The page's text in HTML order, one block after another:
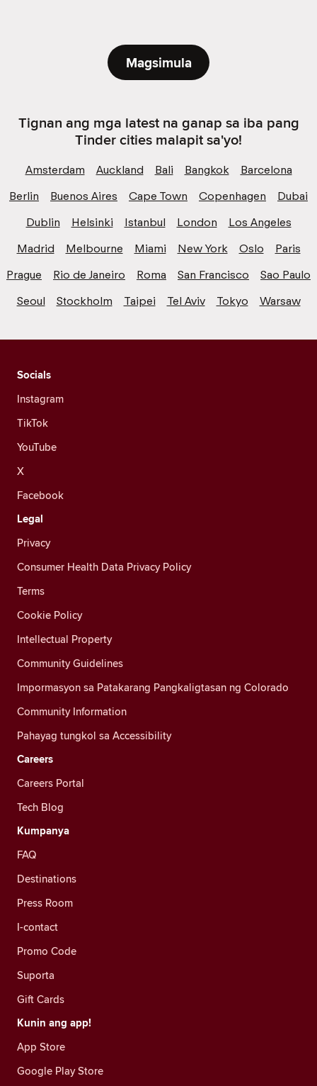
Magsimula
Tignan ang mga latest na ganap sa iba pang
Tinder cities malapit sa'yo!
Amsterdam Auckland Bali Bangkok
Barcelona
Berlin
Buenos Aires Cape Town Copenhagen
Dubai
Dublin
Helsinki Istanbul London
Los Angeles
Madrid
Melbourne Miami New York Oslo
Paris
Prague
Rio de Janeiro Roma San Francisco
Sao Paulo
Seoul
Stockholm Taipei Tel Aviv Tokyo Warsaw
Socials
Instagram
TikTok
YouTube
X
Facebook
Legal
Privacy
Consumer Health Data Privacy Policy
Terms
Cookie Policy
Intellectual Property
Community Guidelines
Impormasyon sa Patakarang Pangkaligtasan ng Colorado
Community Information
Pahayag tungkol sa Accessibility
Careers
Careers Portal
Tech Blog
Kumpanya
FAQ
Destinations
Press Room
I-contact
Promo Code
Suporta
Gift Cards
Kunin ang app!
App Store
Google Play Store